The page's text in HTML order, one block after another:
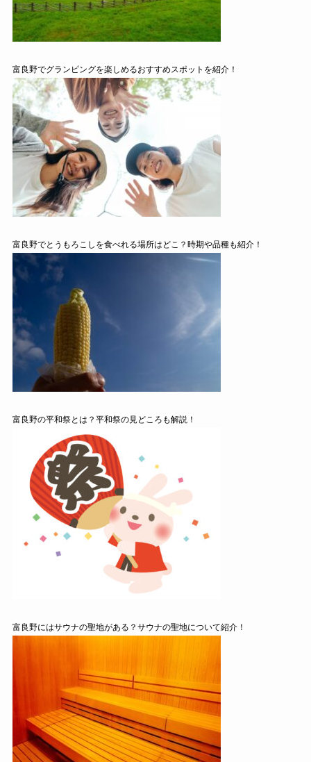
富良野でグランピングを楽しめるおすすめスポットを紹介！
富良野でとうもろこしを食べれる場所はどこ？時期や品種も紹介！
富良野の平和祭とは？平和祭の見どころも解説！
富良野にはサウナの聖地がある？サウナの聖地について紹介！